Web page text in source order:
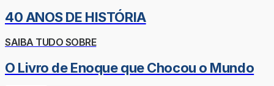
40 ANOS DE HISTÓRIA
SAIBA TUDO SOBRE
O Livro de Enoque que Chocou o Mundo